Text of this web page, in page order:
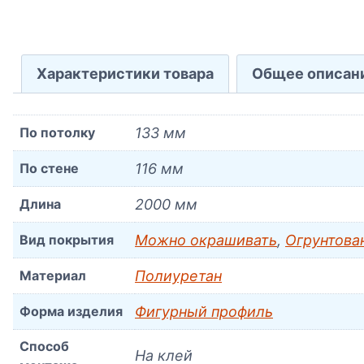
Характеристики товара Общее
По потолку 133 мм
По стене 116 мм
Длина 2000 мм
Вид покрытия Можно окрашивать,
Материал Полиуретан
Форма изделия Фигурный профиль
Способ
На клей